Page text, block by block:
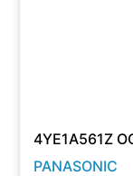
4YE1A561Z
PANASONIC